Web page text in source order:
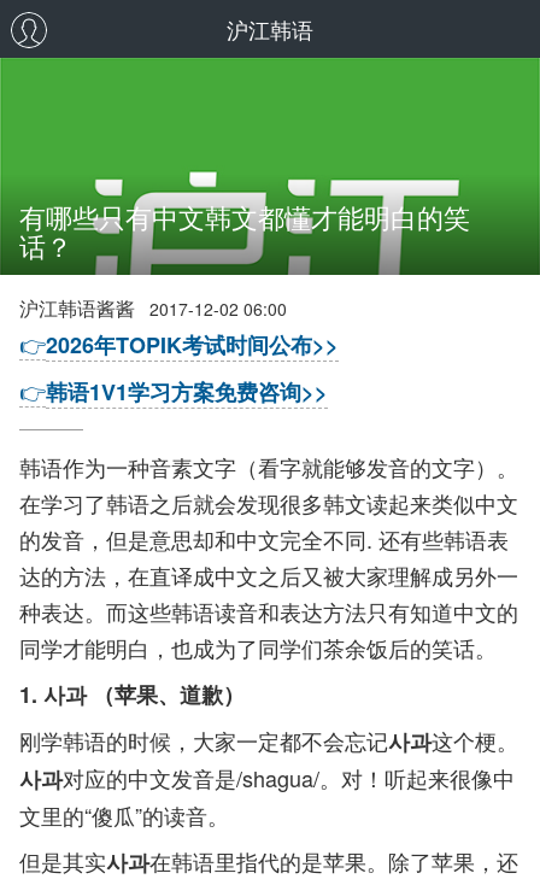
沪江韩语
有哪些只有中文韩文都懂才能明白的笑
话？
沪江韩语酱酱 2017-12-02 06:00
👉2026年TOPIK考试时间公布>>
👉韩语1V1学习方案免费咨询>>
韩语作为一种音素文字（看字就能够发音的文字）。
在学习了韩语之后就会发现很多韩文读起来类似中文
的发音，但是意思却和中文完全不同. 还有些韩语表
达的方法，在直译成中文之后又被大家理解成另外一
种表达。而这些韩语读音和表达方法只有知道中文的
同学才能明白，也成为了同学们茶余饭后的笑话。
1. 사과 （苹果、道歉）
刚学韩语的时候，大家一定都不会忘记사과这个梗。
사과对应的中文发音是/shagua/。对！听起来很像中
文里的“傻瓜”的读音。
但是其实사과在韩语里指代的是苹果。除了苹果，还